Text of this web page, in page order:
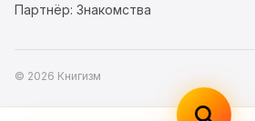
Партнёр: Знакомства
© 2026 Книгизм